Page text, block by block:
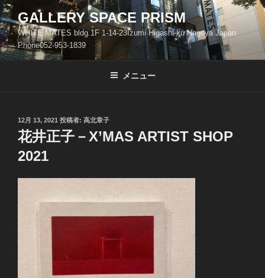
コ
ン
テ
ン
ツ
GALLERY SPACE PRISM
WHITE MATES bldg.1F 1-14-23Izumi Higashi-ku Nagoya Japan
Phone052-953-1839
メニュー
投
稿
日:
12月 13, 2021 投稿者: 高北章子
花井正子－X’MAS ARTIST SHOP
2021